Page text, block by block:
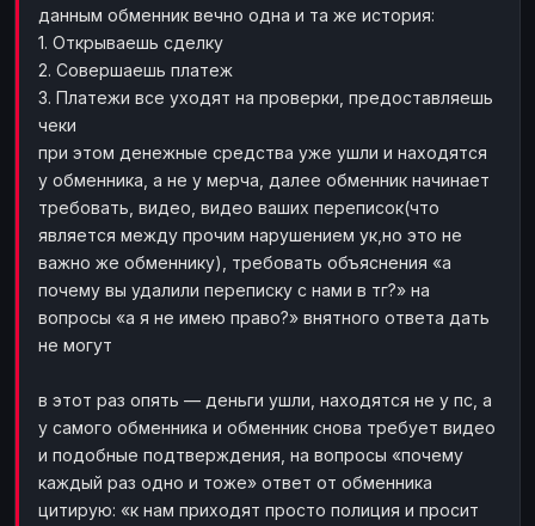
данным обменник вечно одна и та же история:
1. Открываешь сделку
2. Совершаешь платеж
3. Платежи все уходят на проверки, предоставляешь
чеки
при этом денежные средства уже ушли и находятся
у обменника, а не у мерча, далее обменник начинает
требовать, видео, видео ваших переписок(что
является между прочим нарушением ук,но это не
важно же обменнику), требовать объяснения «а
почему вы удалили переписку с нами в тг?» на
вопросы «а я не имею право?» внятного ответа дать
не могут
в этот раз опять — деньги ушли, находятся не у пс, а
у самого обменника и обменник снова требует видео
и подобные подтверждения, на вопросы «почему
каждый раз одно и тоже» ответ от обменника
цитирую: «к нам приходят просто полиция и просит